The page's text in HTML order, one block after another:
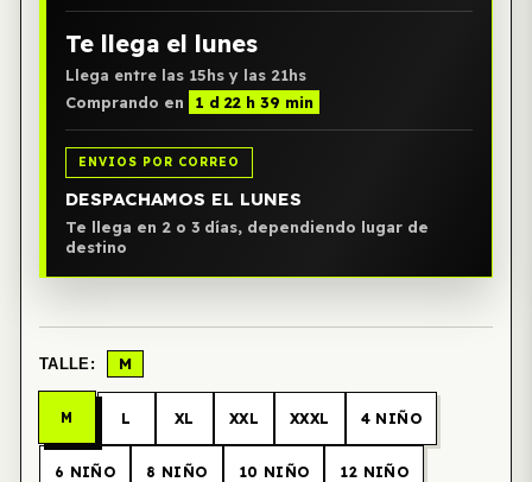
Te llega el lunes
Llega entre las 15hs y las 21hs
Comprando en
1 d 22 h 39 min
ENVIOS POR CORREO
DESPACHAMOS EL LUNES
Te llega en 2 o 3 días, dependiendo lugar de
destino
TALLE: M
M L XL XXL XXXL 4 NIÑO
6 NIÑO 8 NIÑO 10 NIÑO 12 NIÑO